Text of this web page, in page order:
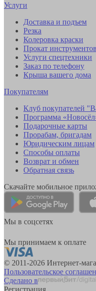
Услуги
Доставка и подъем
Резка
Колеровка краски
Прокат инструментов
Услуги спецтехники
Заказ по телефону
Крыша вашего дома
Покупателям
Клуб покупателей
Программа
Подарочные карты
Прорабам, бригадам
Юридическим лицам
Способы оплаты
Возврат и обмен
Обратная связь
Скачайте мобильное
Мы в соцсетях
Мы принимаем к оплате
© 2011-2026 Интернет-
Пользовательское
Сделано в